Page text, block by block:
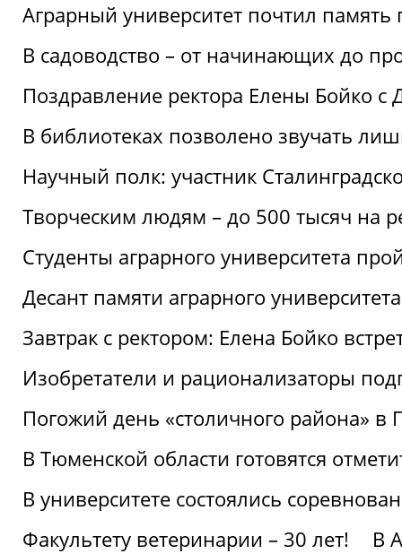
Аграрный университет почтил
В садоводство – от начинающих до
Поздравление ректора Елены Бойко
В библиотеках позволено звучать
Научный полк: участник
Творческим людям – до 500 тысяч на
Студенты аграрного университета
Десант памяти аграрного
Завтрак с ректором: Елена Бойко
Изобретатели и рационализаторы
Погожий день «столичного района» в
В Тюменской области готовятся
В университете состоялись
Факультету ветеринарии – 30 лет!
В